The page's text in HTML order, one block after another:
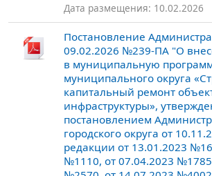
Дата размещения: 10.02.2026
Постановление
09.02.2026 №239-ПА "О
в муниципальную
муниципального округа
капитальный ремонт
инфраструктуры»,
постановлением
городского округа от
редакции от 13.01.2023
№1110, от 07.04.2023